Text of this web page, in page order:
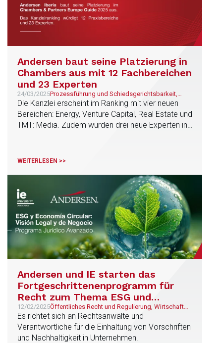
Andersen baut seine Platzierung in
Chambers aus mit 12 Fachbereichen
und 23 Experten
24/03/2025Prozessführung und Schiedsgerichtsbarkeit,
Arbeitsrecht, Steuer, Immobilien, Unternehmen
und M&A, Städtebau, Öffentliches Recht und
Regulierung, Energie und natürliche Ressourcen,
Kultur und Unterhaltung, Umwelt, Nachhaltigkeit
Die Kanzlei erscheint im Ranking mit vier neuen
Bereichen: Energy, Venture Capital, Real Estate und
TMT: Media. Zudem wurden drei neue Experten in
WEITERLESEN >>
Andersen und IE starten das
Fortgeschrittenenprogramm für
Recht zum Thema ESG und
Kreislaufwirtschaft
12/02/2025Öffentliches Recht und Regulierung, Wirtschaft
und Finanzen, Prozessführung und
Schiedsgerichtsbarkeit, Steuer, Unternehmen und
M&A
Es richtet sich an Rechtsanwälte und
Verantwortliche für die Einhaltung von Vorschriften
und Nachhaltigkeit in Unternehmen.